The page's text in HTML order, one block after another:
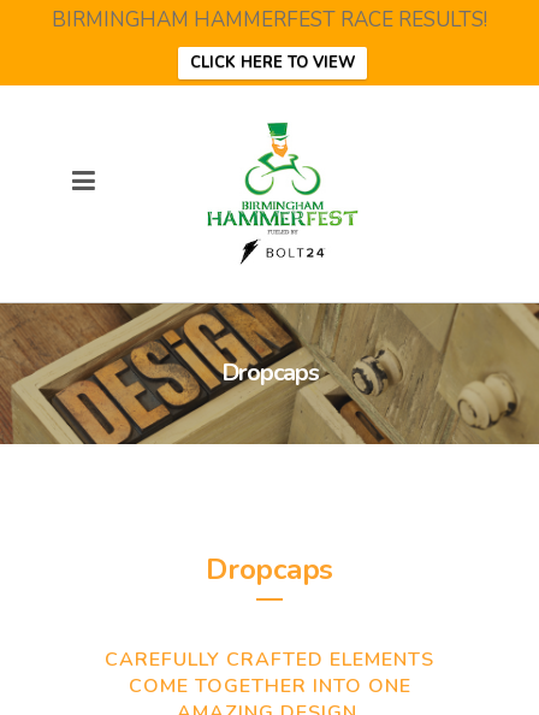
BIRMINGHAM HAMMERFEST RACE RESULTS!
CLICK HERE TO VIEW
Dropcaps
Dropcaps
CAREFULLY CRAFTED ELEMENTS
COME TOGETHER INTO ONE